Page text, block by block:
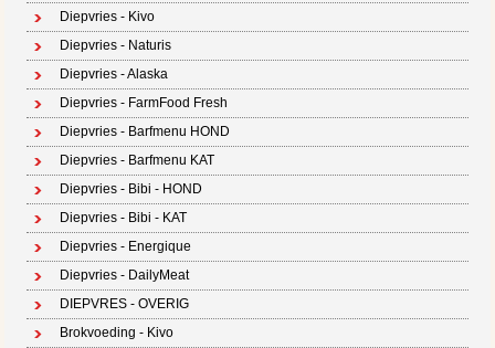
Diepvries - Kivo
Diepvries - Naturis
Diepvries - Alaska
Diepvries - FarmFood Fresh
Diepvries - Barfmenu HOND
Diepvries - Barfmenu KAT
Diepvries - Bibi - HOND
Diepvries - Bibi - KAT
Diepvries - Energique
Diepvries - DailyMeat
DIEPVRES - OVERIG
Brokvoeding - Kivo